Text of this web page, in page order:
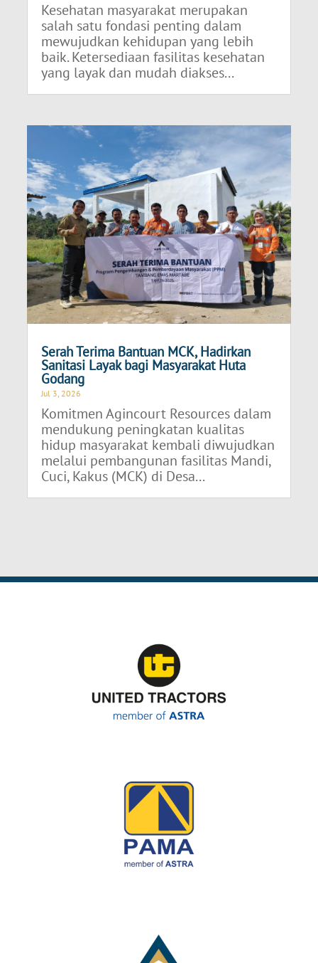
Kesehatan masyarakat merupakan
salah satu fondasi penting dalam
mewujudkan kehidupan yang lebih
baik. Ketersediaan fasilitas kesehatan
yang layak dan mudah diakses...
Serah Terima Bantuan MCK, Hadirkan
Sanitasi Layak bagi Masyarakat Huta
Godang
Jul 3, 2026
Komitmen Agincourt Resources dalam
mendukung peningkatan kualitas
hidup masyarakat kembali diwujudkan
melalui pembangunan fasilitas Mandi,
Cuci, Kakus (MCK) di Desa...